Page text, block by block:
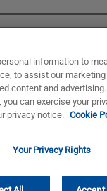
Company
62249
さい
information to
to assist our
content and
you can exercise your
privacy notice. Cookie
Your Privacy Rights